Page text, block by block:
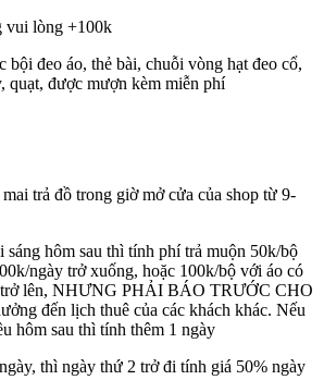
vui lòng +100k
bội đeo áo, thẻ bài, chuỗi vòng hạt đeo cổ,
quạt, được mượn kèm miễn phí
trả đồ trong giờ mở cửa của shop từ 9-
sáng hôm sau thì tính phí trả muộn 50k/bộ
ngày trở xuống, hoặc 100k/bộ với áo có
trở lên, NHƯNG PHẢI BÁO TRƯỚC CHO
đến lịch thuê của các khách khác. Nếu
hôm sau thì tính thêm 1 ngày
thì ngày thứ 2 trở đi tính giá 50% ngày